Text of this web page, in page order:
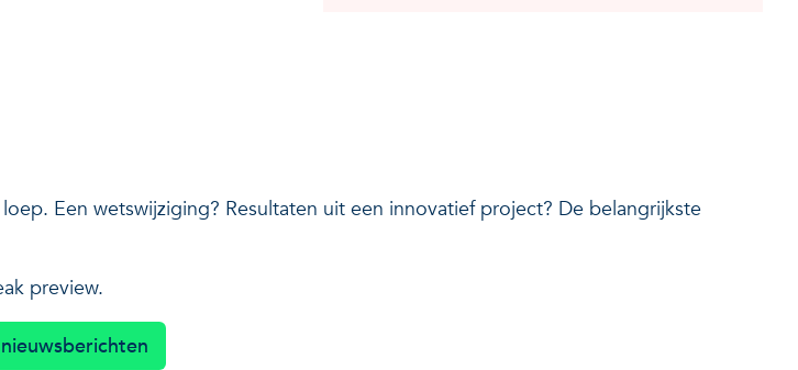
Een wetswijziging? Resultaten uit een innovatief project? De belangrijkste
preview.